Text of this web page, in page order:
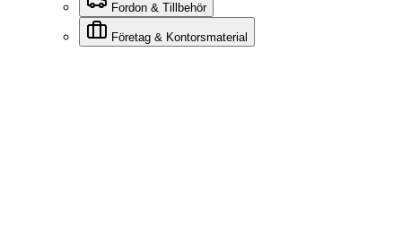
Fordon & Tillbehör
Företag & Kontorsmaterial